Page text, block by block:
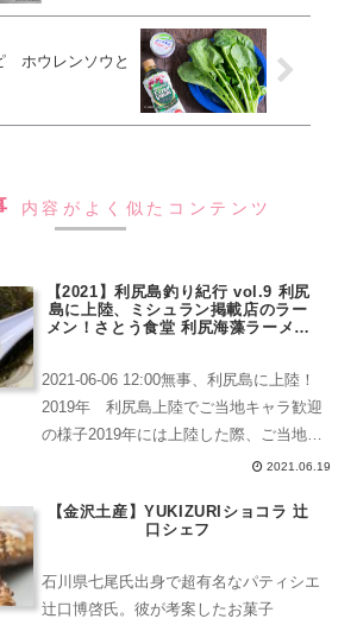
ホウレンソウと
内容がよく似たコンテンツ
【2021】利尻島釣り紀行 vol.9 利尻
島に上陸、ミシュラン掲載店のラー
メン！さとう食堂 利尻海藻ラーメン
2021-06-06 12:00無事、利尻島に上陸！
2019年 利尻島上陸でご当地キャラ歓迎
の様子2019年には上陸した際、ご当地キ
ャラクターの「リップくん」「リップち
けど。コロナなんで、今回そういうの
2021.06.19
【金沢土産】YUKIZURIショコラ 辻
口シェフ
石川県七尾氏出身で超有名なパティシエ
辻口博啓氏。彼が考案したお菓子